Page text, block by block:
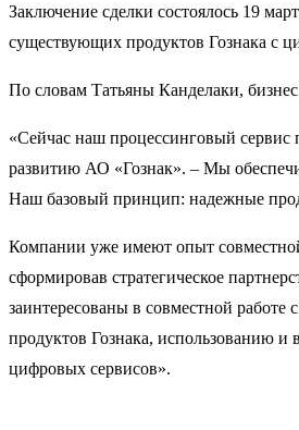
Заключение сделки состоялось 19
существующих продуктов Гознака с
По словам Татьяны Канделаки,
«Сейчас наш процессинговый сервис
развитию АО «Гознак». – Мы
Наш базовый принцип: надежные
Компании уже имеют опыт
сформировав стратегическое
заинтересованы в совместной
продуктов Гознака, использованию
цифровых сервисов».